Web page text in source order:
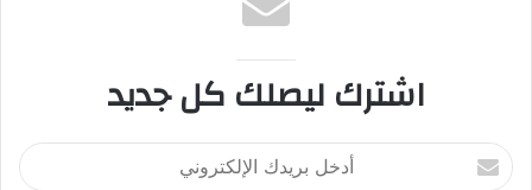
اشترك ليصلك كل جديد
أ
د